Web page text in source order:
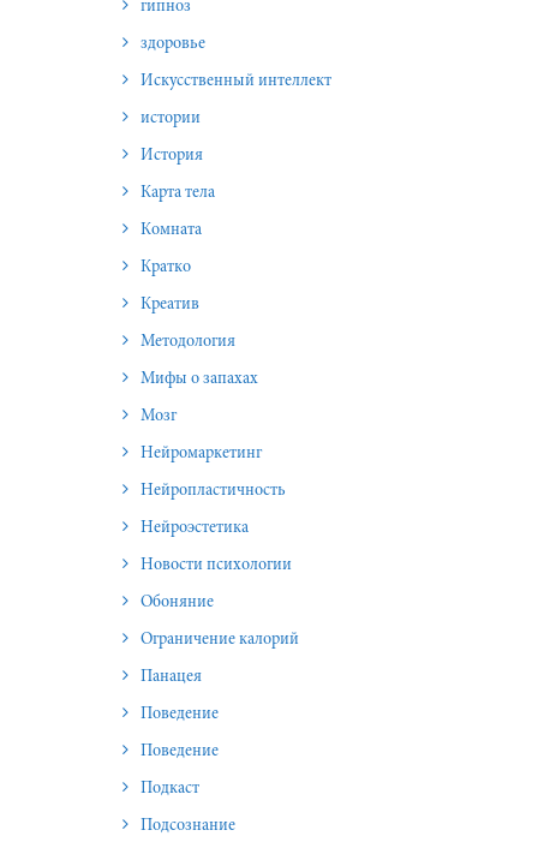
гипноз
здоровье
Искусственный интеллект
истории
История
Карта тела
Комната
Кратко
Креатив
Методология
Мифы о запахах
Мозг
Нейромаркетинг
Нейропластичность
Нейроэстетика
Новости психологии
Обоняние
Ограничение калорий
Панацея
Поведение
Поведение
Подкаст
Подсознание